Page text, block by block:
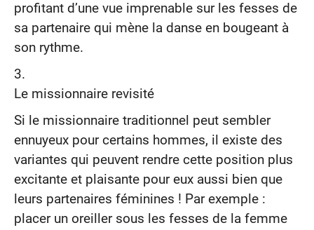
profitant d’une vue imprenable sur les fesses de
sa partenaire qui mène la danse en bougeant à
son rythme.
Le missionnaire revisité
Si le missionnaire traditionnel peut sembler
ennuyeux pour certains hommes, il existe des
variantes qui peuvent rendre cette position plus
excitante et plaisante pour eux aussi bien que
leurs partenaires féminines ! Par exemple :
placer un oreiller sous les fesses de la femme